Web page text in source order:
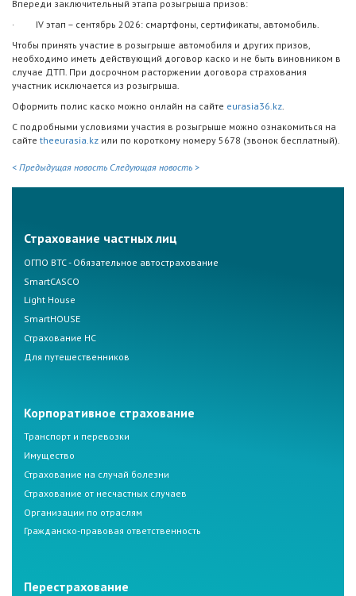
Впереди заключительный этапа розыгрыша призов:
· IV этап – сентябрь 2026: смартфоны, сертификаты, автомобиль.
Чтобы принять участие в розыгрыше автомобиля и других призов,
необходимо иметь действующий договор каско и не быть виновником в
случае ДТП. При досрочном расторжении договора страхования
участник исключается из розыгрыша.
Оформить полис каско можно онлайн на сайте eurasia36.kz.
С подробными условиями участия в розыгрыше можно ознакомиться на
сайте theeurasia.kz или по короткому номеру 5678 (звонок бесплатный).
< Предыдущая новость Следующая новость >
Страхование частных лиц
ОГПО ВТС - Обязательное автострахование
SmartCASCO
Light House
SmartHOUSE
Страхование НС
Для путешественников
Корпоративное страхование
Транспорт и перевозки
Имущество
Страхование на случай болезни
Страхование от несчастных случаев
Организации по отраслям
Гражданско-правовая ответственность
Перестрахование